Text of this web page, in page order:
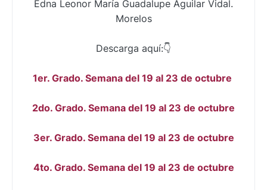
Edna Leonor María Guadalupe Aguilar Vidal.
Morelos
Descarga aquí:👇
1er. Grado. Semana del 19 al 23 de octubre
2do. Grado. Semana del 19 al 23 de octubre
3er. Grado. Semana del 19 al 23 de octubre
4to. Grado. Semana del 19 al 23 de octubre